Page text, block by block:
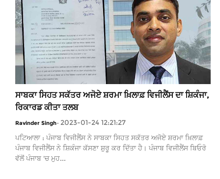
ਸਾਬਕਾ ਸਿਹਤ ਸਕੱਤਰ ਅਜੋਏ ਸ਼ਰਮਾ ਖ਼ਿਲਾਫ਼ ਵਿਜੀਲੈਂਸ ਦਾ ਸ਼ਿਕੰਜਾ,
ਰਿਕਾਰਡ ਕੀਤਾ ਤਲਬ
Ravinder Singh- 2023-01-24 12:21:27
ਪਟਿਆਲਾ : ਪੰਜਾਬ ਵਿਜੀਲੈਂਸ ਨੇ ਸਾਬਕਾ ਸਿਹਤ ਸਕੱਤਰ ਅਜੋਏ ਸ਼ਰਮਾ ਖ਼ਿਲਾਫ਼
ਪੰਜਾਬ ਵਿਜੀਲੈਂਸ ਨੇ ਸ਼ਿਕੰਜਾ ਕੱਸਣਾ ਸ਼ੁਰੂ ਕਰ ਦਿੱਤਾ ਹੈ। ਪੰਜਾਬ ਵਿਜੀਲੈਂਸ ਬਿਓਰੋ
ਵੱਲੋਂ ਪੰਜਾਬ 'ਚ ਮੁਹ...